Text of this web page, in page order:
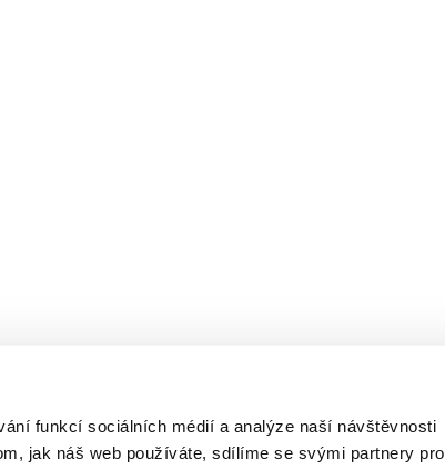
funkcí sociálních médií a analýze naší návštěvnosti
jak náš web používáte, sdílíme se svými partnery pro